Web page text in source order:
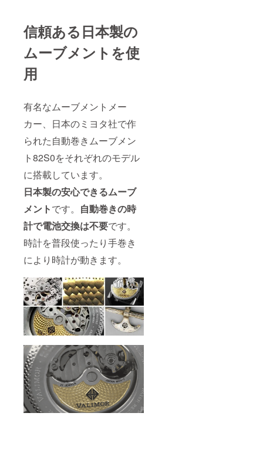
信頼ある日本製の
ムーブメントを使
用
有名なムーブメントメー
カー、日本のミヨタ社で作
られた自動巻きムーブメン
ト82S0をそれぞれのモデル
に搭載しています。
日本製の安心できるムーブ
メントです。 自動巻きの時
計で電池交換は不要です。
時計を普段使ったり手巻き
により時計が動きます。